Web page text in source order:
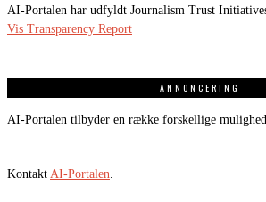
AI-Portalen har udfyldt Journalism Trust
Vis Transparency Report
ANNONCERING
AI-Portalen tilbyder en række forskellige
Kontakt AI-Portalen.